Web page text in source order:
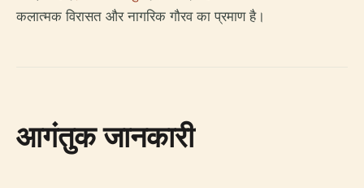
कलात्मक विरासत और नागरिक गौरव का प्रमाण है।
आगंतुक जानकारी